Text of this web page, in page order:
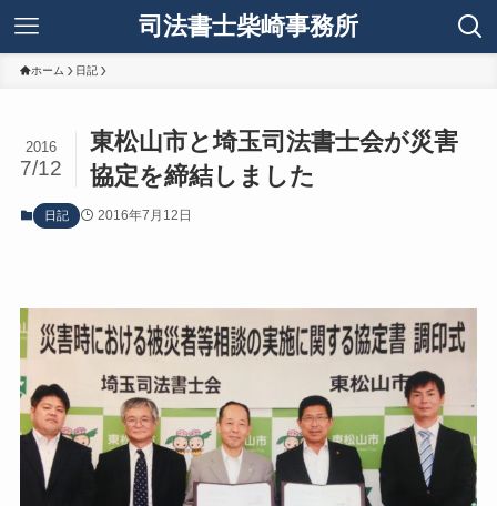
司法書士柴崎事務所
ホーム 日記
東松山市と埼玉司法書士会が災害
協定を締結しました
2016
7/12
日記 2016年7月12日